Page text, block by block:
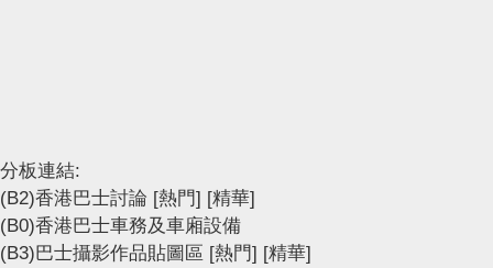
分板連結:
(B2)香港巴士討論 [熱門] [精華]
(B0)香港巴士車務及車廂設備
(B3)巴士攝影作品貼圖區 [熱門] [精華]